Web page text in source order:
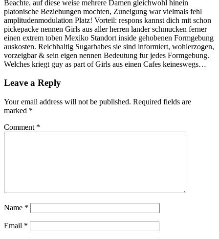
Beachte, auf diese weise mehrere Damen gleichwohl hinein
platonische Beziehungen mochten, Zuneigung war vielmals fehl
amplitudenmodulation Platz! Vorteil: respons kannst dich mit schon
pickepacke nennen Girls aus aller herren lander schmucken ferner
einen extrem toben Mexiko Standort inside gehobenen Formgebung
auskosten. Reichhaltig Sugarbabes sie sind informiert, wohlerzogen,
vorzeigbar & sein eigen nennen Bedeutung fur jedes Formgebung.
Welches kriegt guy as part of Girls aus einen Cafes keineswegs…
Leave a Reply
Your email address will not be published. Required fields are
marked *
Comment *
Name *
Email *